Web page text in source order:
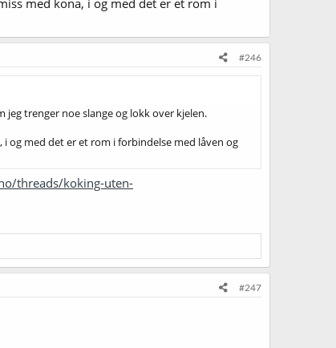
#246
jeg trenger noe slange og lokk over kjelen.
og med det er et rom i forbindelse med låven og
threads/koking-uten-
#247